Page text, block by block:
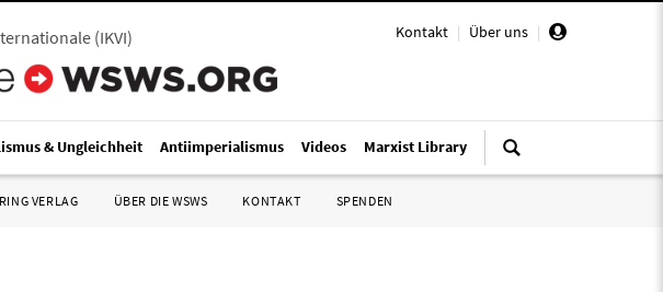
Kontakt | Über uns |
(IKVI)
& Ungleichheit Antiimperialismus Videos Marxist Library
VERLAG ÜBER DIE WSWS KONTAKT SPENDEN